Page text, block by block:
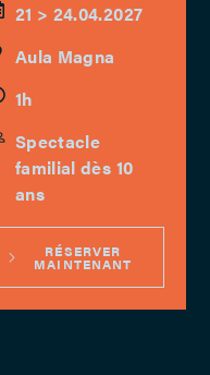
21 > 24.04.2027
Aula Magna
1h
Spectacle
familial dès 10
ans
RÉSERVER
MAINTENANT